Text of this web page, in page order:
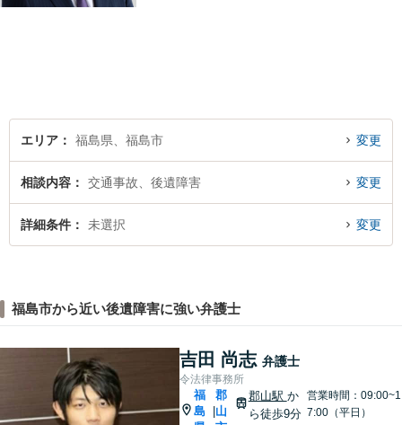
エリア 福島県、福島市 変更
相談内容 交通事故、後遺障害 変更
詳細条件 未選択 変更
福島市から近い後遺障害に強い弁護士
吉田 尚志 弁護士
令法律事務所
福
島
郡
山
郡山駅 か
ら徒歩9分
営業時間：09:00~1
7:00（平日）